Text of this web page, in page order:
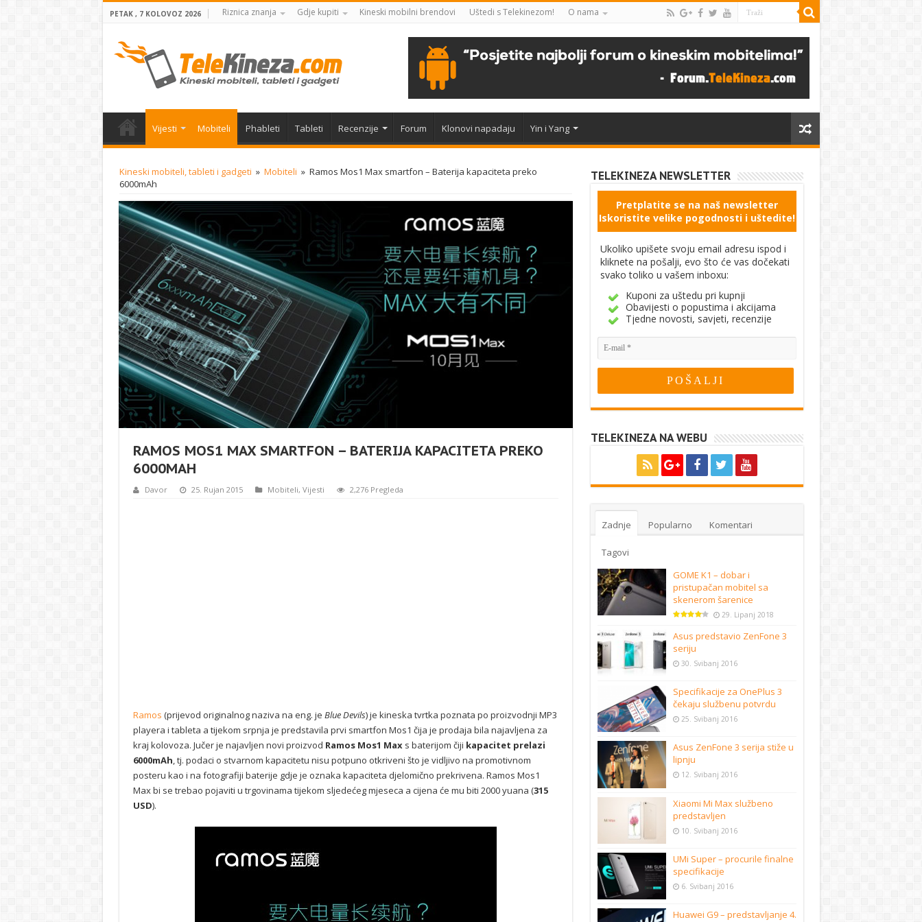
PETAK , 7 KOLOVOZ 2026 Riznica znanja Gdje kupiti Kineski mobilni brendovi Uštedi s Telekinezom! O nama
Vijesti Mobiteli Phableti Tableti Recenzije Forum Klonovi napadaju Yin i Yang
Kineski mobiteli, tableti i gadgeti » Mobiteli » Ramos Mos1 Max smartfon – Baterija kapaciteta preko
6000mAh
RAMOS MOS1 MAX SMARTFON – BATERIJA KAPACITETA PREKO
6000MAH
Davor 25. Rujan 2015 Mobiteli, Vijesti 2,276 Pregleda
Ramos (prijevod originalnog naziva na eng. je Blue Devils) je kineska tvrtka poznata po proizvodnji MP3
playera i tableta a tijekom srpnja je predstavila prvi smartfon Mos1 čija je prodaja bila najavljena za
kraj kolovoza. Jučer je najavljen novi proizvod Ramos Mos1 Maxs baterijom čiji kapacitet prelazi
6000mAh, tj. podaci o stvarnom kapacitetu nisu potpuno otkriveni što je vidljivo na promotivnom
posteru kao i na fotografiji baterije gdje je oznaka kapaciteta djelomično prekrivena. Ramos Mos1
Max bi se trebao pojaviti u trgovinama tijekom sljedećeg mjeseca a cijena će mu biti 2000 yuana (315
USD).
TELEKINEZA NEWSLETTER
Pretplatite se na naš newsletter
Iskoristite velike pogodnosti i uštedite!
Ukoliko upišete svoju email adresu ispod i
kliknete na pošalji, evo što će vas dočekati
svako toliko u vašem inboxu:
Kuponi za uštedu pri kupnji
Obavijesti o popustima i akcijama
Tjedne novosti, savjeti, recenzije
TELEKINEZA NA WEBU
Zadnje Popularno Komentari
Tagovi
GOME K1 – dobar i
pristupačan mobitel sa
skenerom šarenice
29. Lipanj 2018
Asus predstavio ZenFone 3
seriju
30. Svibanj 2016
Specifikacije za OnePlus 3
čekaju službenu potvrdu
25. Svibanj 2016
Asus ZenFone 3 serija stiže u
lipnju
12. Svibanj 2016
Xiaomi Mi Max službeno
predstavljen
10. Svibanj 2016
UMi Super – procurile finalne
specifikacije
6. Svibanj 2016
Huawei G9 – predstavljanje 4.